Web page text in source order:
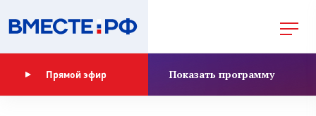
Прямой эфир Показать программу